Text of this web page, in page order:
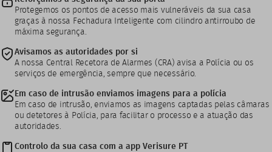
Protegemos os pontos de acesso mais vulneráveis da sua casa
graças à nossa Fechadura Inteligente com cilindro antirroubo de
máxima segurança.
Avisamos as autoridades por si
A nossa Central Recetora de Alarmes (CRA) avisa a Polícia ou os
serviços de emergência, sempre que necessário.
Em caso de intrusão enviamos imagens para a polícia
Em caso de intrusão, enviamos as imagens captadas pelas câmaras
ou detetores à Polícia, para facilitar o processo e a atuação das
autoridades.
Controlo da sua casa com a app Verisure PT